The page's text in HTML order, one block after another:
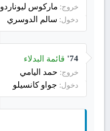
خروج: ماركوس ليوناردو
دخول: سالم الدوسري
74' قائمة البدلاء
خروج: حمد اليامي
دخول: جواو كانسيلو